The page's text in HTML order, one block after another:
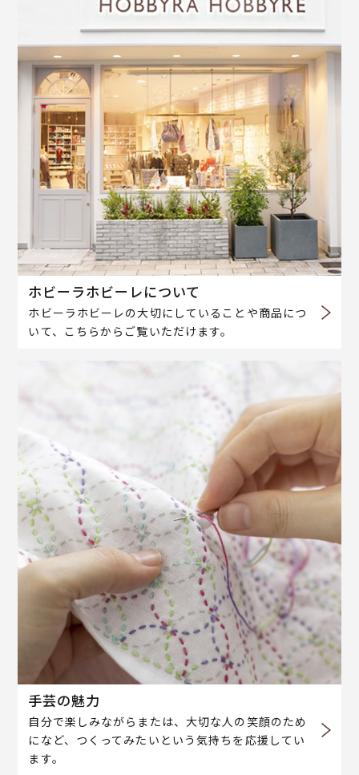
ホビーラホビーレについて
ホビーラホビーレの大切にしていることや商品につ
いて、こちらからご覧いただけます。
手芸の魅力
自分で楽しみながらまたは、大切な人の笑顔のため
になど、つくってみたいという気持ちを応援してい
ます。